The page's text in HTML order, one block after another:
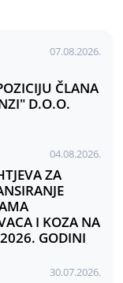
07.08.2026.
ČLANA
D.O.O.
04.08.2026.
ZA
I KOZA NA
GODINI
30.07.2026.